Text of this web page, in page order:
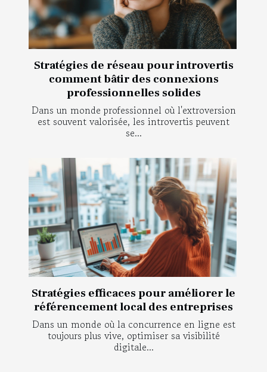
Stratégies de réseau pour introvertis
comment bâtir des connexions
professionnelles solides
Dans un monde professionnel où l'extroversion
est souvent valorisée, les introvertis peuvent
se...
Stratégies efficaces pour améliorer le
référencement local des entreprises
Dans un monde où la concurrence en ligne est
toujours plus vive, optimiser sa visibilité
digitale...